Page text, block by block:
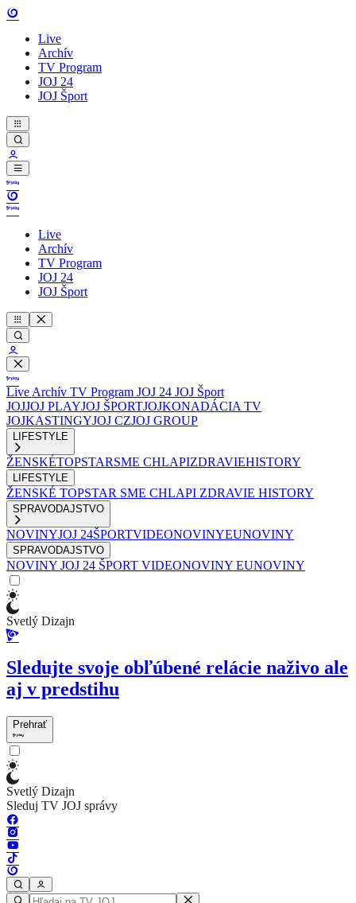
Live
Archív
TV Program
JOJ 24
JOJ Šport
Live
Archív
TV Program
JOJ 24
JOJ Šport
Live Archív TV Program JOJ 24 JOJ Šport
JOJJOJ PLAYJOJ ŠPORTJOJKONADÁCIA TV
JOJKASTINGYJOJ CZJOJ GROUP
LIFESTYLE
ŽENSKÉTOPSTARSME CHLAPIZDRAVIEHISTORY
LIFESTYLE
ŽENSKÉ TOPSTAR SME CHLAPI ZDRAVIE HISTORY
SPRAVODAJSTVO
NOVINYJOJ 24ŠPORTVIDEONOVINYEUNOVINY
SPRAVODAJSTVO
NOVINY JOJ 24 ŠPORT VIDEONOVINY EUNOVINY
Svetlý Dizajn
Sledujte svoje obľúbené relácie naživo ale
aj v predstihu
Prehrať
Svetlý Dizajn
Sleduj TV JOJ správy